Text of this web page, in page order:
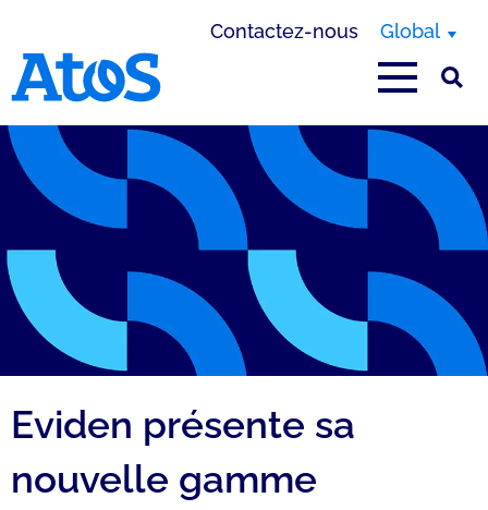
Contactez-nous Global
Eviden présente sa
nouvelle gamme